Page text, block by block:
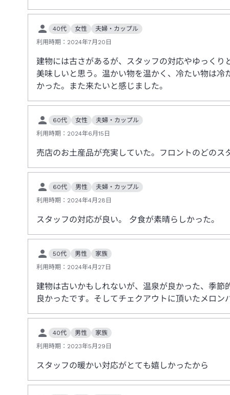
40代 女性
夫婦・カップル
利用時期： 2024年7月20日
建物には古さがあるが、スタッフの対応やゆっく
美味しいと思う。温かい物を温かく、冷たい物は
かった。また来たいと感じました。
60代 女性
夫婦・カップル
利用時期： 2024年6月15日
売店のお土産品が充実していた。フロントのどのス
60代 男性
夫婦・カップル
利用時期： 2024年4月28日
スタッフの対応が良い。 夕食が素晴らしかった。
50代 男性
家族
利用時期： 2024年4月27日
建物は古いかもしれないが、温泉が良かった、季
良かったです。そしてチェクアウトに頂いたメロン
40代 男性
家族
利用時期： 2023年5月29日
スタッフの暖かい対応がとても嬉しかったから